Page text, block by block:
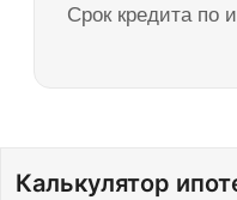
Калькулятор